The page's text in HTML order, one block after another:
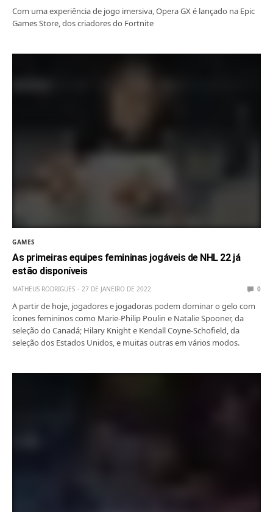
Com uma experiência de jogo imersiva, Opera GX é lançado na Epic
Games Store, dos criadores do Fortnite
GAMES
As primeiras equipes femininas jogáveis de NHL 22 já
estão disponíveis
MATHEUS RODRIGUES 27 DE JANEIRO DE 2022 0
A partir de hoje, jogadores e jogadoras podem dominar o gelo com
ícones femininos como Marie-Philip Poulin e Natalie Spooner, da
seleção do Canadá; Hilary Knight e Kendall Coyne-Schofield, da
seleção dos Estados Unidos, e muitas outras em vários modos.